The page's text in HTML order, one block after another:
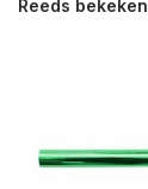
Reeds bekeken